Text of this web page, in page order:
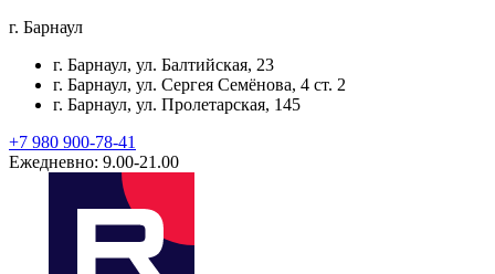
г. Барнаул
г. Барнаул, ул. Балтийская, 23
г. Барнаул, ул. Сергея Семёнова, 4 ст. 2
г. Барнаул, ул. Пролетарская, 145
+7 980 900-78-41
Ежедневно: 9.00-21.00